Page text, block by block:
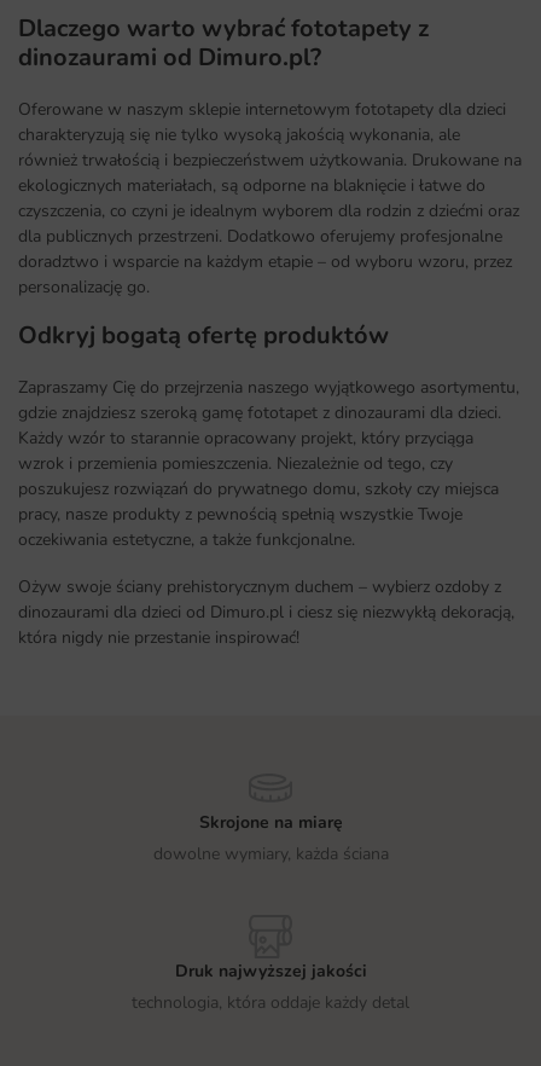
Dlaczego warto wybrać fototapety z
dinozaurami od Dimuro.pl?
Oferowane w naszym sklepie internetowym fototapety dla dzieci
charakteryzują się nie tylko wysoką jakością wykonania, ale
również trwałością i bezpieczeństwem użytkowania. Drukowane na
ekologicznych materiałach, są odporne na blaknięcie i łatwe do
czyszczenia, co czyni je idealnym wyborem dla rodzin z dziećmi oraz
dla publicznych przestrzeni. Dodatkowo oferujemy profesjonalne
doradztwo i wsparcie na każdym etapie – od wyboru wzoru, przez
personalizację go.
Odkryj bogatą ofertę produktów
Zapraszamy Cię do przejrzenia naszego wyjątkowego asortymentu,
gdzie znajdziesz szeroką gamę fototapet z dinozaurami dla dzieci.
Każdy wzór to starannie opracowany projekt, który przyciąga
wzrok i przemienia pomieszczenia. Niezależnie od tego, czy
poszukujesz rozwiązań do prywatnego domu, szkoły czy miejsca
pracy, nasze produkty z pewnością spełnią wszystkie Twoje
oczekiwania estetyczne, a także funkcjonalne.
Ożyw swoje ściany prehistorycznym duchem – wybierz ozdoby z
dinozaurami dla dzieci od Dimuro.pl i ciesz się niezwykłą dekoracją,
która nigdy nie przestanie inspirować!
Skrojone na miarę
dowolne wymiary, każda ściana
Druk najwyższej jakości
technologia, która oddaje każdy detal